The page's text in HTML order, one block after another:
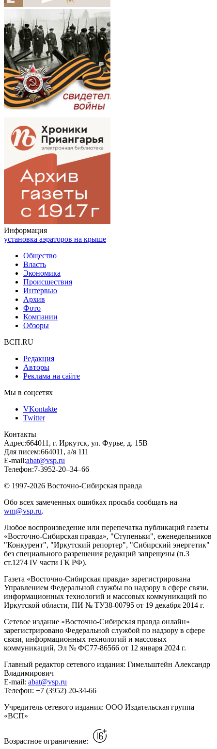
Информация
установка аэраторов на крыше
Общество
Власть
Экономика
Происшествия
Интервью
Архив
Фото
Компании
Обзоры
ВСП.RU
Редакция
Авторы
Реклама на сайте
Мы в соцсетях
VKontakte
Twitter
Контакты
Адрес:664011, г. Иркутск, ул. Фурье, д. 15В
Для писем:664011, а/я 111
E-mail:abat@vsp.ru
Телефон:7-3952-20–34–66
© 1997-2026 Восточно-Сибирская правда
Обо всех замеченных ошибках просьба сообщать на
wm@vsp.ru.
Любое воспроизведение или перепечатка публикаций газеты
«Восточно-Сибирская правда», "Ступеньки", еженедельников
"Конкурент", "Иркутский репортер", "Сибирский энергетик"
без специального разрешения редакций запрещены (п.3
ст.1274 IV части ГК РФ).
Газета «Восточно-Сибирская правда» зарегистрирована
Управлением Федеральной службы по надзору в сфере связи,
информационных технологий и массовых коммуникаций по
Иркутской области, ПИ № ТУ38-00795 от 19 декабря 2014 г.
Сетевое издание «Восточно-Сибирская правда онлайн»
зарегистрировано Федеральной службой по надзору в сфере
связи, информационных технологий и массовых
коммуникаций, Эл № ФС77-86566 от 12 января 2024 г.
Главный редактор сетевого издания: Гимельштейн Александр
Владимирович
E-mail: abat@vsp.ru
Телефон: +7 (3952) 20-34-66
Учредитель сетевого издания: ООО Издательская группа
«ВСП»
Возрастное ограничение: